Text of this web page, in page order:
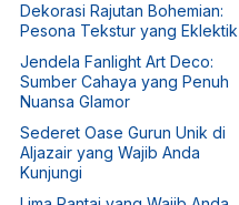
Dekorasi Rajutan Bohemian:
Pesona Tekstur yang Eklektik
Jendela Fanlight Art Deco:
Sumber Cahaya yang Penuh
Nuansa Glamor
Sederet Oase Gurun Unik di
Aljazair yang Wajib Anda
Kunjungi